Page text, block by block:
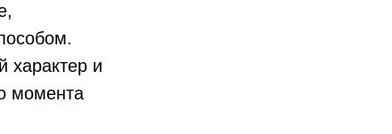
характер и
момента